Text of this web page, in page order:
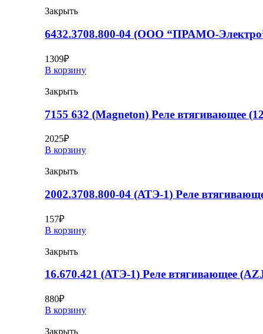
Закрыть
6432.3708.800-04 (ООО “ПРАМО-
1309₽
В корзину
Закрыть
7155 632 (Magneton) Реле втягивающее
2025₽
В корзину
Закрыть
2002.3708.800-04 (АТЭ-1) Реле
157₽
В корзину
Закрыть
16.670.421 (АТЭ-1) Реле втягивающее
880₽
В корзину
Закрыть